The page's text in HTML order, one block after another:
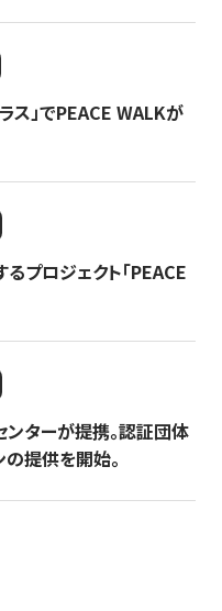
ス」でPEACE WALKが
プロジェクト「PEACE
ターが提携。認証団体
提供を開始。